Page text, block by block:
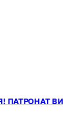
ПАТРОНАТ